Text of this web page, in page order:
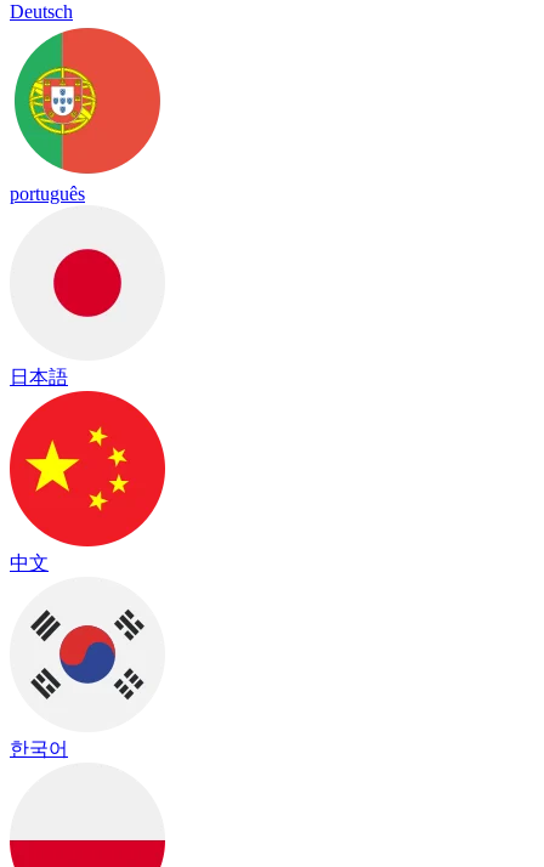
Deutsch
português
日本語
中文
한국어